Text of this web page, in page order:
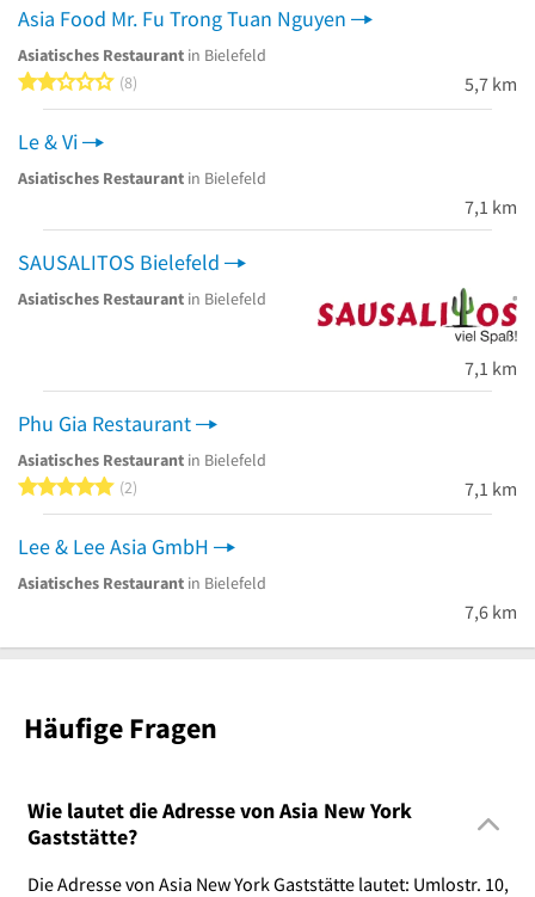
Asia Food Mr. Fu Trong Tuan Nguyen
Asiatisches Restaurant in Bielefeld
2 von 5 Sternen
8 5,7 km
Le & Vi
Asiatisches Restaurant in Bielefeld
7,1 km
SAUSALITOS Bielefeld
Asiatisches Restaurant in Bielefeld
7,1 km
Phu Gia Restaurant
Asiatisches Restaurant in Bielefeld
5 von 5 Sternen
2 7,1 km
Lee & Lee Asia GmbH
Asiatisches Restaurant in Bielefeld
7,6 km
Häufige Fragen
Wie lautet die Adresse von Asia New York
Gaststätte?
Die Adresse von Asia New York Gaststätte lautet: Umlostr. 10,